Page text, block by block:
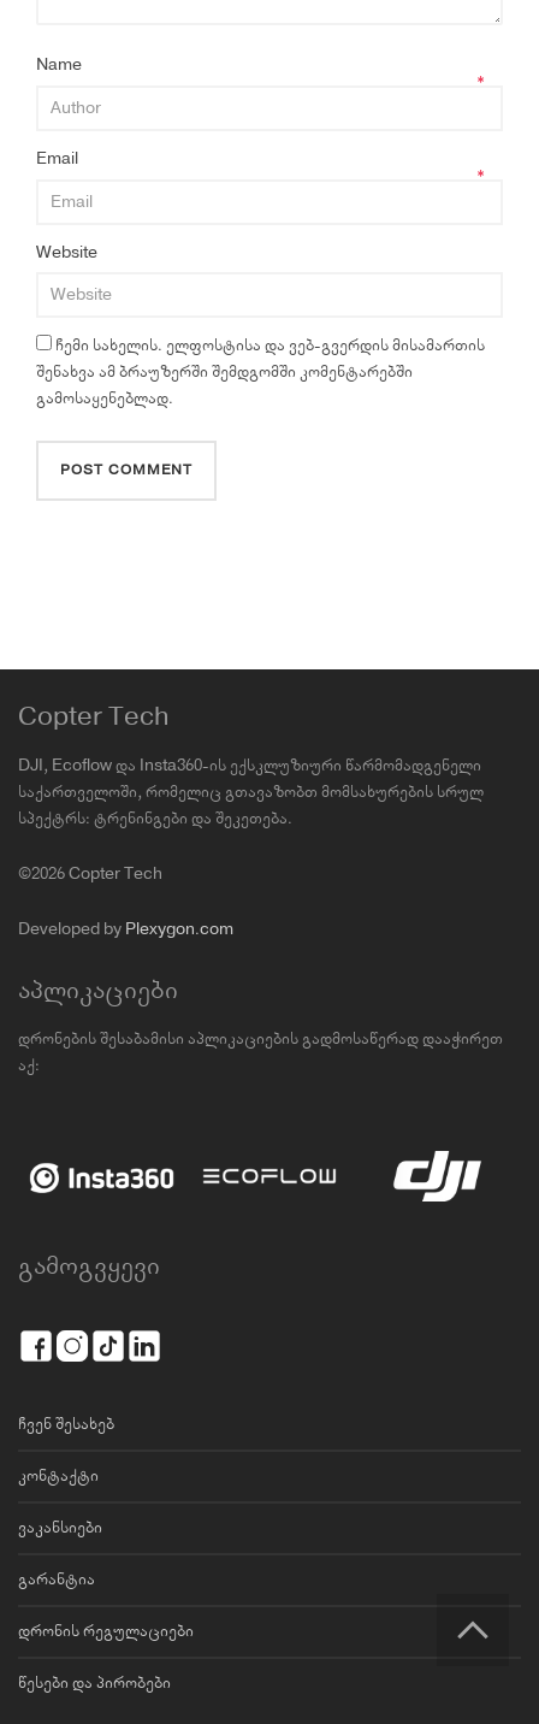
Name
*
Email
*
Website
ჩემი სახელის. ელფოსტისა და ვებ-გვერდის მისამართის
შენახვა ამ ბრაუზერში შემდგომში კომენტარებში
გამოსაყენებლად.
Copter Tech
DJI, Ecoflow და Insta360-ის ექსკლუზიური წარმომადგენელი
საქართველოში, რომელიც გთავაზობთ მომსახურების სრულ
სპექტრს: ტრენინგები და შეკეთება.
©2026 Copter Tech
Developed by Plexygon.com
აპლიკაციები
დრონების შესაბამისი აპლიკაციების გადმოსაწერად დააჭირეთ
აქ:
გამოგვყევი
ჩვენ შესახებ
კონტაქტი
ვაკანსიები
გარანტია
დრონის რეგულაციები
წესები და პირობები